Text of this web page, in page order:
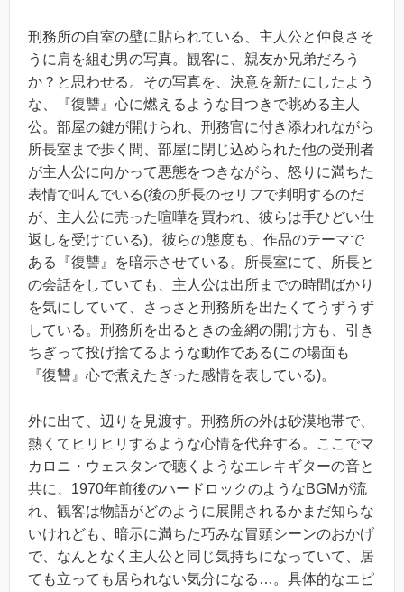
刑務所の自室の壁に貼られている、主人公と仲良さそ
うに肩を組む男の写真。観客に、親友か兄弟だろう
か？と思わせる。その写真を、決意を新たにしたよう
な、『復讐』心に燃えるような目つきで眺める主人
公。部屋の鍵が開けられ、刑務官に付き添われながら
所長室まで歩く間、部屋に閉じ込められた他の受刑者
が主人公に向かって悪態をつきながら、怒りに満ちた
表情で叫んでいる(後の所長のセリフで判明するのだ
が、主人公に売った喧嘩を買われ、彼らは手ひどい仕
返しを受けている)。彼らの態度も、作品のテーマで
ある『復讐』を暗示させている。所長室にて、所長と
の会話をしていても、主人公は出所までの時間ばかり
を気にしていて、さっさと刑務所を出たくてうずうず
している。刑務所を出るときの金網の開け方も、引き
ちぎって投げ捨てるような動作である(この場面も
『復讐』心で煮えたぎった感情を表している)。
外に出て、辺りを見渡す。刑務所の外は砂漠地帯で、
熱くてヒリヒリするような心情を代弁する。ここでマ
カロニ・ウェスタンで聴くようなエレキギターの音と
共に、1970年前後のハードロックのようなBGMが流
れ、観客は物語がどのように展開されるかまだ知らな
いけれども、暗示に満ちた巧みな冒頭シーンのおかげ
で、なんとなく主人公と同じ気持ちになっていて、居
ても立っても居られない気分になる…。具体的なエピ